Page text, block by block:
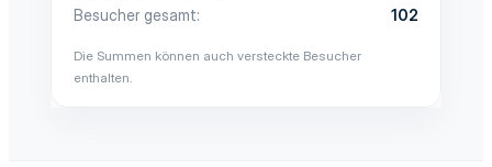
Besucher gesamt
102
Die Summen können auch versteckte Besucher
enthalten.